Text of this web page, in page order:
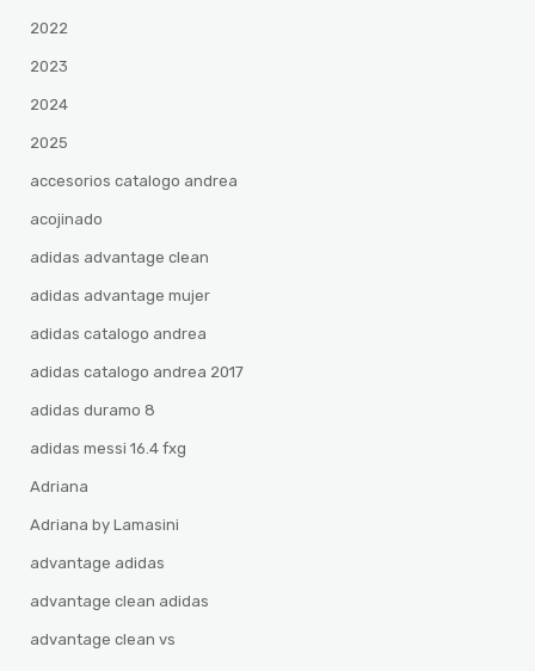
2022
2023
2024
2025
accesorios catalogo andrea
acojinado
adidas advantage clean
adidas advantage mujer
adidas catalogo andrea
adidas catalogo andrea 2017
adidas duramo 8
adidas messi 16.4 fxg
Adriana
Adriana by Lamasini
advantage adidas
advantage clean adidas
advantage clean vs